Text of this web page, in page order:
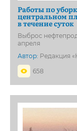
Работы по
центральном
в течение суток
Выброс
апреля
Автор: Редакция
658